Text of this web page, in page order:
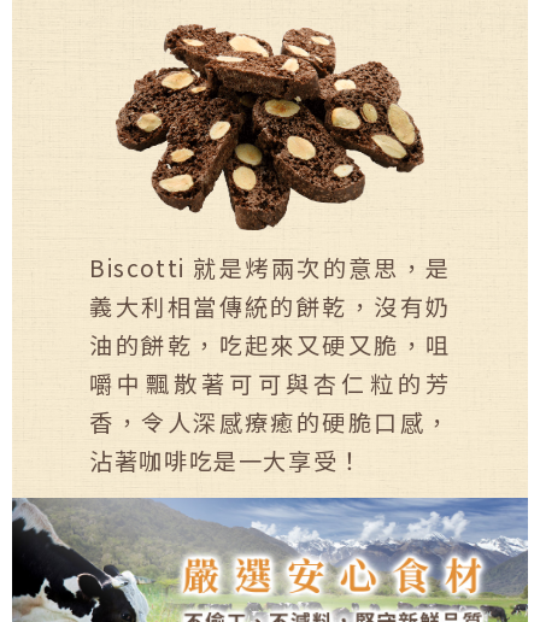
Biscotti 就是烤兩次的意思，是
義大利相當傳統的餅乾，沒有奶
油的餅乾，吃起來又硬又脆，咀
嚼中飄散著可可與杏仁粒的芳
香，令人深感療癒的硬脆口感，
沾著咖啡吃是一大享受！